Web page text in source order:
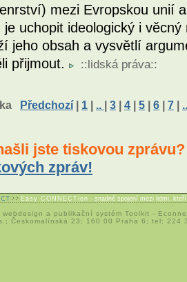
mezi Evropskou unií
je uchopit ideologický i
jeho obsah a vysvětlí
přijmout.
::lidská práva::
Předchozí| 1 | .. | 3 | 4 | 5 | 6 | 7 | ..
jste tiskovou
zpráv!
Easy CONNECTion - snadné spojení mezi lidmi,
webdesign a publikační systém Toolkit -
Českomalínská 23; 160 00 Praha 6; tel: 224